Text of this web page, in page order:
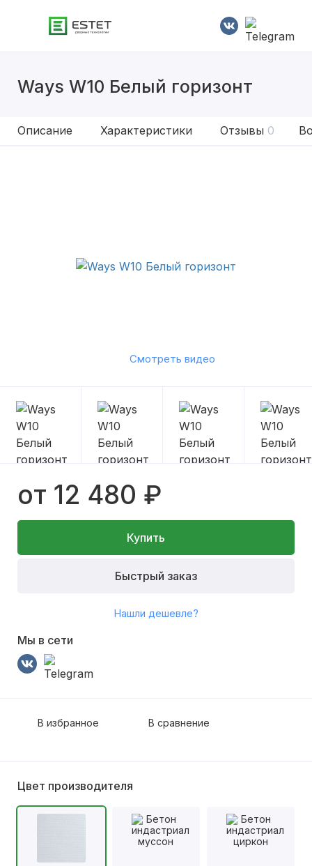
Ways W10 Белый горизонт
Описание Характеристики Отзывы 0
Смотреть видео
от 12 480 ₽
Купить
Быстрый заказ
Нашли дешевле?
Мы в сети
В избранное В сравнение
Цвет производителя